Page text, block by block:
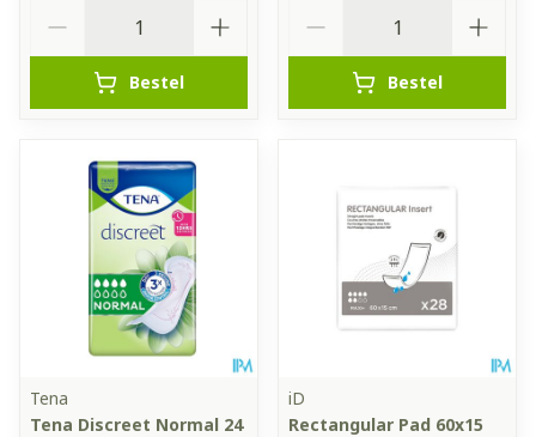
Bestel Bestel
Tena
Tena Discreet Normal 24
iD
Rectangular Pad 60x15